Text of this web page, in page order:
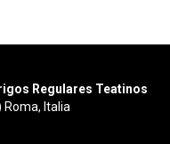
Regulares Teatinos
Roma, Italia